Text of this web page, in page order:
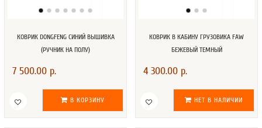
КОВРИК DONGFENG СИНИЙ ВЫШИВКА
(РУЧНИК НА ПОЛУ)
7 500.00 р.
В КОРЗИНУ
КОВРИК В КАБИНУ ГРУЗОВИКА FAW
БЕЖЕВЫЙ ТЕМНЫЙ
4 300.00 р.
НЕТ В НАЛИЧИИ